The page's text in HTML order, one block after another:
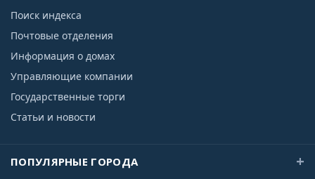
Поиск индекса
Почтовые отделения
Информация о домах
Управляющие компании
Государственные торги
Статьи и новости
ПОПУЛЯРНЫЕ ГОРОДА